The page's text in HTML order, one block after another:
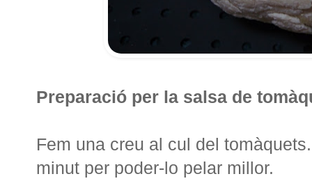
Preparació per la salsa de
Fem una creu al cul del
minut per poder-lo pelar millor.